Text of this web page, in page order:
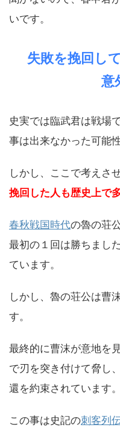
いです。
失敗を挽回し
意
史実では臨武君は戦場
事は出来なかった可能
しかし、ここで考えさ
挽回した人も歴史上で
春秋戦国時代の魯の荘
最初の１回は勝ちまし
ています。
しかし、魯の荘公は曹
す。
最終的に曹沫が意地を見
で刃を突き付けて脅し
還を約束されています。
この事は史記の刺客列